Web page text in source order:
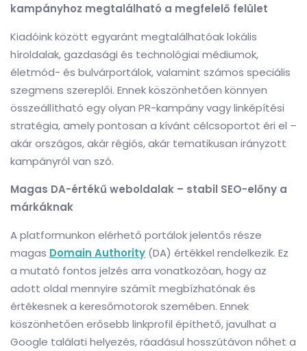
kampányhoz megtalálható a megfelelő felület
Kiadóink között egyaránt megtalálhatóak lokális
híroldalak, gazdasági és technológiai médiumok,
életmód- és bulvárportálok, valamint számos speciális
szegmens szereplői. Ennek köszönhetően könnyen
összeállítható egy olyan PR-kampány vagy linképítési
stratégia, amely pontosan a kívánt célcsoportot éri el –
akár országos, akár régiós, akár tematikusan irányzott
kampányról van szó.
Magas DA-értékű weboldalak – stabil SEO-előny a
márkáknak
A platformunkon elérhető portálok jelentős része
magas Domain Authority (DA) értékkel rendelkezik. Ez
a mutató fontos jelzés arra vonatkozóan, hogy az
adott oldal mennyire számít megbízhatónak és
értékesnek a keresőmotorok szemében. Ennek
köszönhetően erősebb linkprofil építhető, javulhat a
Google találati helyezés, ráadásul hosszútávon nőhet a